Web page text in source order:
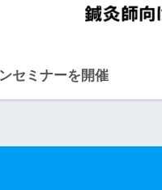
セミナーを開催